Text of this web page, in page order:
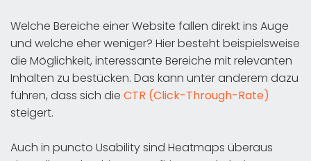
Welche Bereiche einer Website fallen direkt ins Auge
und welche eher weniger? Hier besteht beispielsweise
die Möglichkeit, interessante Bereiche mit relevanten
Inhalten zu bestücken. Das kann unter anderem dazu
führen, dass sich die CTR (Click-Through-Rate)
steigert.
Auch in puncto Usability sind Heatmaps überaus